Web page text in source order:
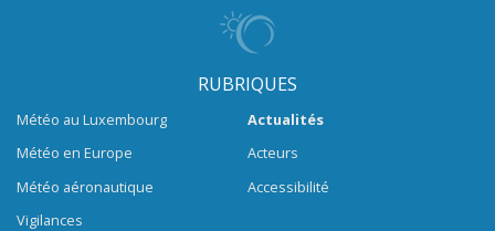
RUBRIQUES
Météo au Luxembourg
Météo en Europe
Météo aéronautique
Vigilances
Actualités
Acteurs
Accessibilité